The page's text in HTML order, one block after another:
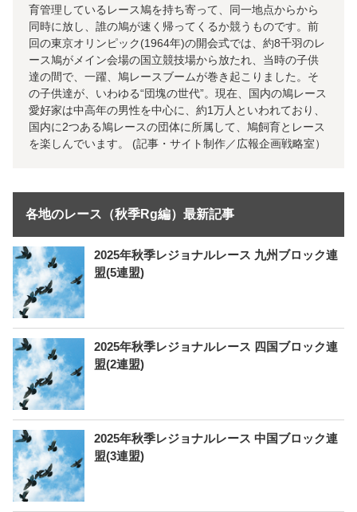
育管理しているレース鳩を持ち寄って、同一地点からから
同時に放し、誰の鳩が速く帰ってくるか競うものです。前
回の東京オリンピック(1964年)の開会式では、約8千羽のレ
ース鳩がメイン会場の国立競技場から放たれ、当時の子供
達の間で、一躍、鳩レースブームが巻き起こりました。そ
の子供達が、いわゆる“団塊の世代”。現在、国内の鳩レース
愛好家は中高年の男性を中心に、約1万人といわれており、
国内に2つある鳩レースの団体に所属して、鳩飼育とレース
を楽しんでいます。 (記事・サイト制作／広報企画戦略室）
各地のレース（秋季Rg編）最新記事
2025年秋季レジョナルレース 九州ブロック連
盟(5連盟)
2025年秋季レジョナルレース 四国ブロック連
盟(2連盟)
2025年秋季レジョナルレース 中国ブロック連
盟(3連盟)